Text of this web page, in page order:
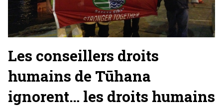
Les conseillers droits
humains de Tūhana
ignorent… les droits humains